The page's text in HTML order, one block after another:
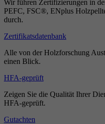
Wir führen Zertifizierungen in
PEFC, FSC®, ENplus
durch.
Zertifikatsdatenbank
Alle von der Holzforschung
einen Blick.
HFA-geprüft
Zeigen Sie die Qualität Ihrer
HFA-geprüft.
Gutachten